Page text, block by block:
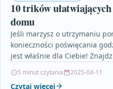
10 trików
domu
Jeśli marzysz o utrzymaniu
konieczności poświęcania
jest właśnie dla Ciebie!
5 minut czytania 2025-04-11
Czytaj więcej